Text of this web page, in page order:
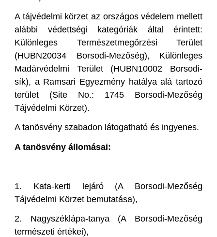
A tájvédelmi körzet az országos védelem mellett
alábbi védettségi kategóriák által érintett:
Különleges Természetmegőrzési Terület
(HUBN20034 Borsodi-Mezőség), Különleges
Madárvédelmi Terület (HUBN10002 Borsodi-
sík), a Ramsari Egyezmény hatálya alá tartozó
terület (Site No.: 1745 Borsodi-Mezőség
Tájvédelmi Körzet).
A tanösvény szabadon látogatható és ingyenes.
A tanösvény állomásai:
1. Kata-kerti lejáró (A Borsodi-Mezőség
Tájvédelmi Körzet bemutatása),
2. Nagyszéklápa-tanya (A Borsodi-Mezőség
természeti értékei),